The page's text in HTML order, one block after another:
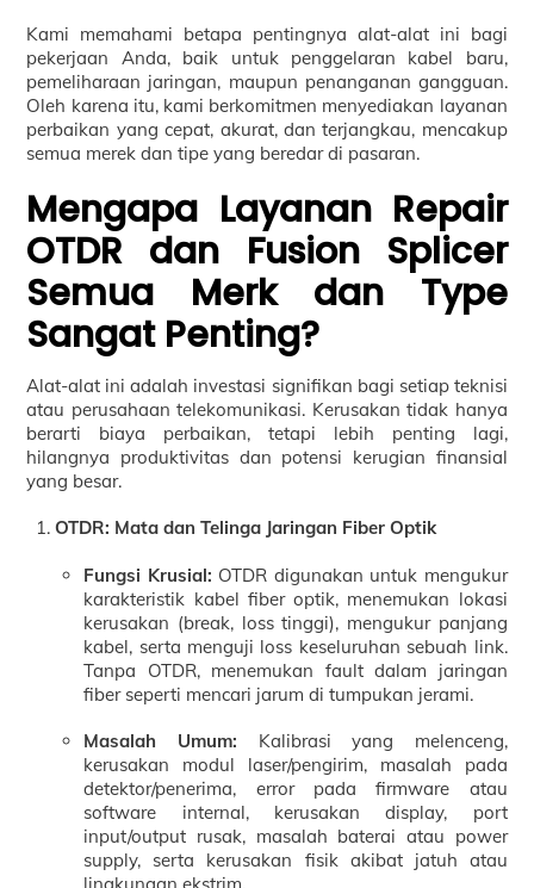
Kami memahami betapa pentingnya alat-alat ini bagi
pekerjaan Anda, baik untuk penggelaran kabel baru,
pemeliharaan jaringan, maupun penanganan gangguan.
Oleh karena itu, kami berkomitmen menyediakan layanan
perbaikan yang cepat, akurat, dan terjangkau, mencakup
semua merek dan tipe yang beredar di pasaran.
Mengapa Layanan Repair
OTDR dan Fusion Splicer
Semua Merk dan Type
Sangat Penting?
Alat-alat ini adalah investasi signifikan bagi setiap teknisi
atau perusahaan telekomunikasi. Kerusakan tidak hanya
berarti biaya perbaikan, tetapi lebih penting lagi,
hilangnya produktivitas dan potensi kerugian finansial
yang besar.
OTDR: Mata dan Telinga Jaringan Fiber Optik
Fungsi Krusial: OTDR digunakan untuk mengukur
karakteristik kabel fiber optik, menemukan lokasi
kerusakan (break, loss tinggi), mengukur panjang
kabel, serta menguji loss keseluruhan sebuah link.
Tanpa OTDR, menemukan fault dalam jaringan
fiber seperti mencari jarum di tumpukan jerami.
Masalah Umum: Kalibrasi yang melenceng,
kerusakan modul laser/pengirim, masalah pada
detektor/penerima, error pada firmware atau
software internal, kerusakan display, port
input/output rusak, masalah baterai atau power
supply, serta kerusakan fisik akibat jatuh atau